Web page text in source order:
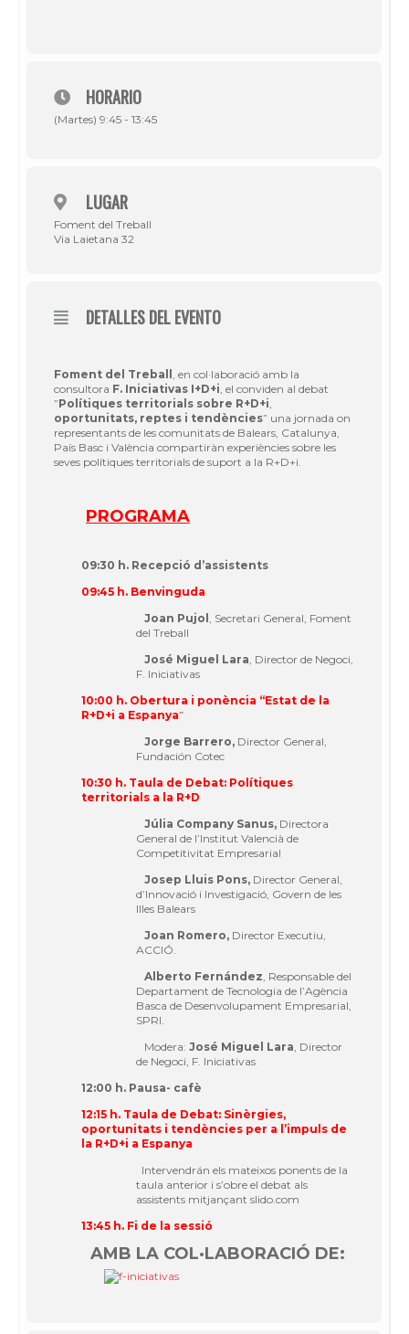
HORARIO
(Martes) 9:45 - 13:45
LUGAR
Foment del Treball
Via Laietana 32
DETALLES DEL EVENTO
Foment del Treball , en col·laboració amb la
consultora F. Iniciativas I+D+i , el conviden al debat
”Polítiques territorials sobre R+D+i
oportunitats, reptes i tendències” una jornada on
representants de les comunitats de Balears, Catalunya,
País Basc i València compartiràn experiències sobre les
seves polítiques territorials de suport a la R+D+i.
PROGRAMA
09:30 h. Recepció d’assistents
09:45 h. Benvinguda
Joan Pujol , Secretari General, Foment
del Treball
José Miguel Lara , Director de Negoci,
F. Iniciativas
10:00 h. Obertura i ponència “Estat de la
R+D+i a Espanya”
Jorge Barrero, Director General,
Fundación Cotec
10:30 h. Taula de Debat: Polítiques
territorials a la R+D
Júlia Company Sanus, Directora
General de l’Institut Valencià de
Competitivitat Empresarial
Josep Lluis Pons, Director General,
d’Innovació i Investigació, Govern de les
Illes Balears
Joan Romero, Director Executiu,
ACCIÓ.
Alberto Fernández , Responsable del
Departament de Tecnologia de l’Agència
Basca de Desenvolupament Empresarial,
SPRI.
Modera: José Miguel Lara , Director
de Negoci, F. Iniciativas
12:00 h. Pausa- cafè
12:15 h. Taula de Debat: Sinèrgies,
oportunitats i tendències per a l’impuls de
la R+D+i a Espanya
Intervendrán els mateixos ponents de la
taula anterior i s’obre el debat als
assistents mitjançant slido.com
13:45 h. Fi de la sessió
AMB LA COL·LABORACIÓ DE: